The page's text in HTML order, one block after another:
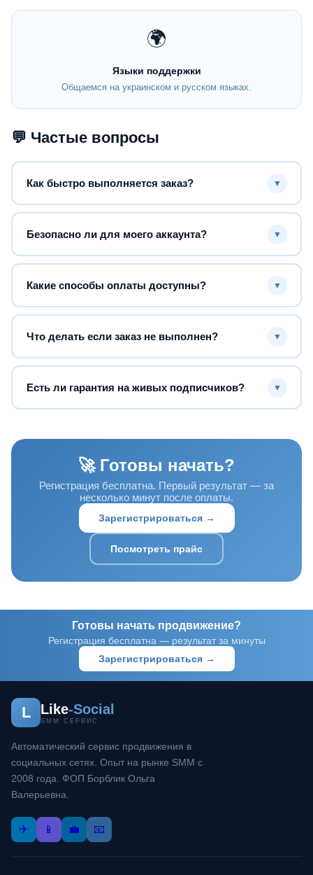
🌍
Языки поддержки
Общаемся на украинском и русском языках.
💬 Частые вопросы
Как быстро выполняется заказ? ▼
Безопасно ли для моего аккаунта? ▼
Какие способы оплаты доступны? ▼
Что делать если заказ не выполнен? ▼
Есть ли гарантия на живых подписчиков? ▼
🚀 Готовы начать?
Регистрация бесплатна. Первый результат — за
несколько минут после оплаты.
Зарегистрироваться →
Посмотреть прайс
Готовы начать продвижение?
Регистрация бесплатна — результат за минуты
Зарегистрироваться →
L Like-Social
SMM СЕРВИС
Автоматический сервис продвижения в
социальных сетях. Опыт на рынке SMM с
2008 года. ФОП Борблик Ольга
Валерьевна.
✈️ 📱 💼 📧